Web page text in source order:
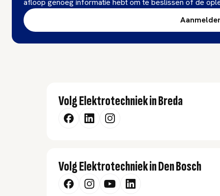
afloop genoeg informatie hebt om te beslissen of de
Volg Elektrotechniek in Breda
Volg Elektrotechniek in Den Bosch